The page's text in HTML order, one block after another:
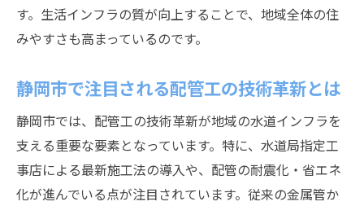
す。生活インフラの質が向上することで、地域全体の住
みやすさも高まっているのです。
静岡市で注目される配管工の技術革新とは
静岡市では、配管工の技術革新が地域の水道インフラを
支える重要な要素となっています。特に、水道局指定工
事店による最新施工法の導入や、配管の耐震化・省エネ
化が進んでいる点が注目されています。従来の金属管か